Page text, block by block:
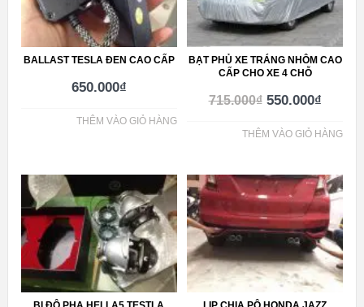
BALLAST TESLA ĐEN CAO CẤP
650.000₫
THÊM VÀO GIỎ HÀNG
BẠT PHỦ XE TRÁNG NHÔM CAO
CẤP CHO XE 4 CHỖ
715.000₫ 550.000₫
THÊM VÀO GIỎ HÀNG